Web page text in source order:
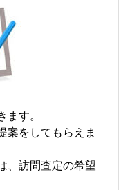
す。
案をしてもらえま
、訪問査定の希望